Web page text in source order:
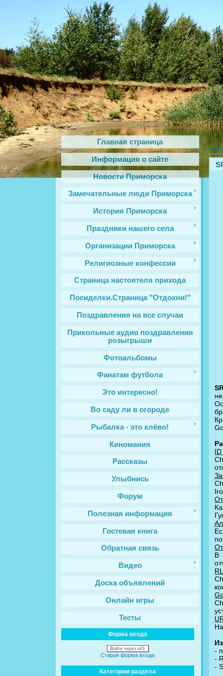
Главная страница
Информация о сайте
Новости Приморска
Замечательные люди Приморска
История Приморска
Праздники нашего села
Организации Приморска
Религиозные конфессии
Cтраница настоятеля прихода
Посиделки.Страница "Отдохни!"
Поздравления на все случаи
Прикольные аудио поздравления
розыгрыши
Фотоальбомы
Фанатам футбола
Это интересно!
Во саду ли в огороде
Рыбалка - это клёво!
Киномания
Рассказы
Улыбнись
Форум
Полезная информация
Гостевая книга
Обратная связь
Видео
Доска объявлений
Онлайн игры
Тесты
Форма входа
Войти через uID
Старая форма входа
Категории раздела
ID
В
-
-
-